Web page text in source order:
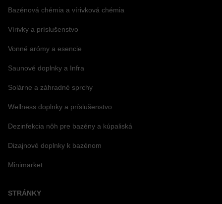
Bazénová chémia a vírivková chémia
Vírivky a príslušenstvo
Vonné arómy a esencie
Saunové doplnky a Infra
Solárne a záhradné sprchy
Wellness doplnky a príslušenstvo
Dezinfekcia nôh pre bazény a kúpaliská
Dizajnové doplnky k bazénom
Minimarket
STRÁNKY